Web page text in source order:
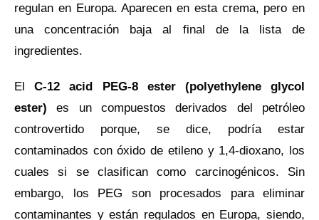
regulan en Europa. Aparecen en esta crema, pero en
una concentración baja al final de la lista de
ingredientes.
ElC-12 acid PEG-8 ester (polyethylene glycol
ester)es un compuestos derivados del petróleo
controvertido porque, se dice, podría estar
contaminados con óxido de etileno y 1,4-dioxano, los
cuales si se clasifican como carcinogénicos. Sin
embargo, los PEG son procesados para eliminar
contaminantes y están regulados en Europa, siendo,